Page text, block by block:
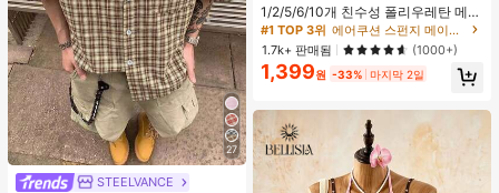
27
STEELVANCE
1/2/5/6/10개 친수성 폴리우레탄 메이
크업 스펀지 세트, 부드러운 파우더 퍼
프, 얼굴, 파운데이션 및 컨실러 블렌
딩 도구에 적합, 다기능 건식/습식 사
용, 유니섹스, 메이크업, 저렴한, 방 장
식, 화장대, 여행, 침실, 메이크업 액세
퍼프, 메이크업 스펀지, 저렴한, 스타
킹 스터퍼, 메이크업, 메이크업 도구,
저렴한 물건, 선물, 여성용 선물, 크리
스마스 선물, 경품, 여행, 저렴한 물건,
여행 필수품
높은 재방문 고객
#1 TOP 3위
에어쿠션 스펀지 메이크업 퍼프 & 스폰지
높은 재방문 고객
#1 TOP 3위
에어쿠션 스펀지 메이크업 퍼프 & 스폰지
높은 재방문 고객
#1 TOP 3위
에어쿠션 스펀지 메이크업 퍼프 & 스폰지
1.7k+ 판매됨 (1000+)
1,399원 -33% 마지막 2일